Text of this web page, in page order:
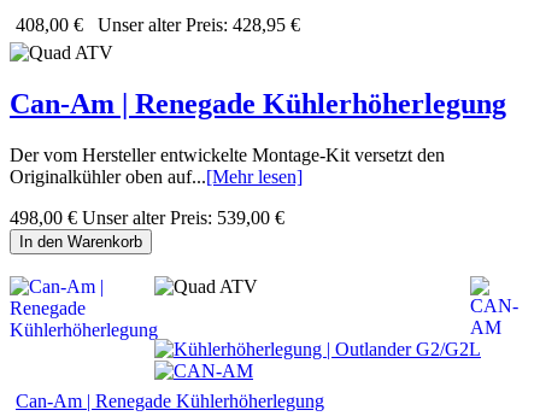
408,00 € Unser alter Preis: 428,95 €
Can-Am | Renegade Kühlerhöherlegung
Der vom Hersteller entwickelte Montage-Kit versetzt den
Originalkühler oben auf...[Mehr lesen]
498,00 € Unser alter Preis: 539,00 €
In den Warenkorb
Can-Am | Renegade Kühlerhöherlegung